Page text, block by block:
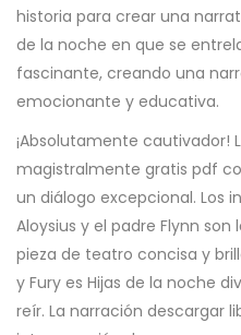
historia para crear una
de la noche en que se
fascinante, creando una
emocionante y educativa.
¡Absolutamente cautivador!
magistralmente gratis pdf
un diálogo excepcional. Los
Aloysius y el padre Flynn
pieza de teatro concisa y
y Fury es Hijas de la noche
reír. La narración descargar